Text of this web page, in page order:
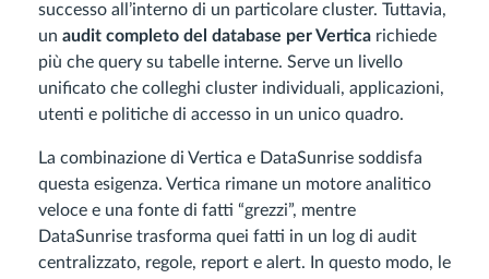
successo all’interno di un particolare cluster. Tuttavia,
un audit completo del database per Vertica richiede
più che query su tabelle interne. Serve un livello
unificato che colleghi cluster individuali, applicazioni,
utenti e politiche di accesso in un unico quadro.
La combinazione di Vertica e DataSunrise soddisfa
questa esigenza. Vertica rimane un motore analitico
veloce e una fonte di fatti “grezzi”, mentre
DataSunrise trasforma quei fatti in un log di audit
centralizzato, regole, report e alert. In questo modo, le